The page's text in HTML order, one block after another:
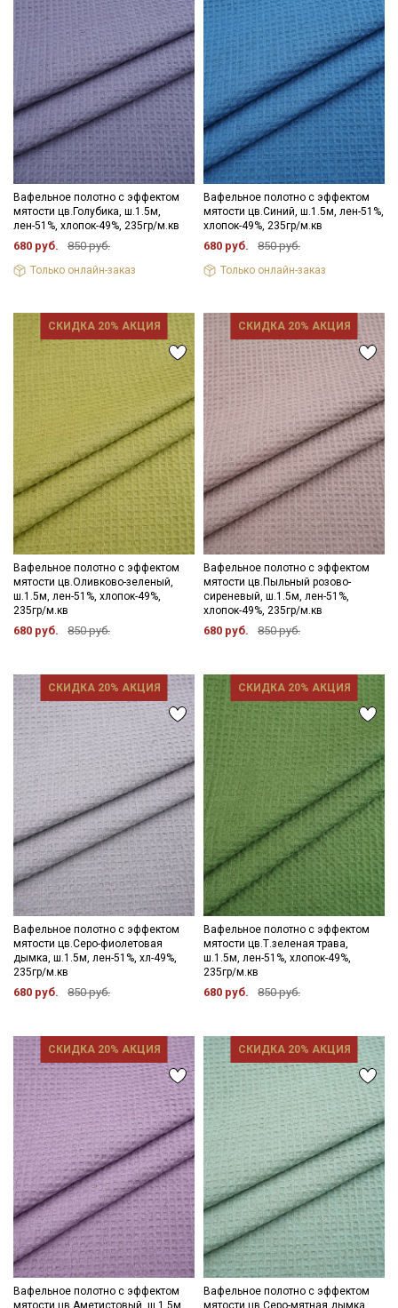
Вафельное полотно с эффектом
мятости цв.Голубика, ш.1.5м,
лен-51%, хлопок-49%, 235гр/м.кв
680 руб. 850 руб.
Только онлайн-заказ
Вафельное полотно с эффектом
мятости цв.Синий, ш.1.5м, лен-51%,
хлопок-49%, 235гр/м.кв
680 руб. 850 руб.
Только онлайн-заказ
СКИДКА 20% АКЦИЯ
Вафельное полотно с эффектом
мятости цв.Оливково-зеленый,
ш.1.5м, лен-51%, хлопок-49%,
235гр/м.кв
680 руб. 850 руб.
СКИДКА 20% АКЦИЯ
Вафельное полотно с эффектом
мятости цв.Пыльный розово-
сиреневый, ш.1.5м, лен-51%,
хлопок-49%, 235гр/м.кв
680 руб. 850 руб.
СКИДКА 20% АКЦИЯ
Вафельное полотно с эффектом
мятости цв.Серо-фиолетовая
дымка, ш.1.5м, лен-51%, хл-49%,
235гр/м.кв
680 руб. 850 руб.
СКИДКА 20% АКЦИЯ
Вафельное полотно с эффектом
мятости цв.Т.зеленая трава,
ш.1.5м, лен-51%, хлопок-49%,
235гр/м.кв
680 руб. 850 руб.
СКИДКА 20% АКЦИЯ
Вафельное полотно с эффектом
мятости цв.Аметистовый, ш.1.5м,
СКИДКА 20% АКЦИЯ
Вафельное полотно с эффектом
мятости цв.Серо-мятная дымка,
Секретная рассылка от Купава
Мы публикуем здесь дополнительные
промокоды и скидки до 30% на узкие
категории тканей